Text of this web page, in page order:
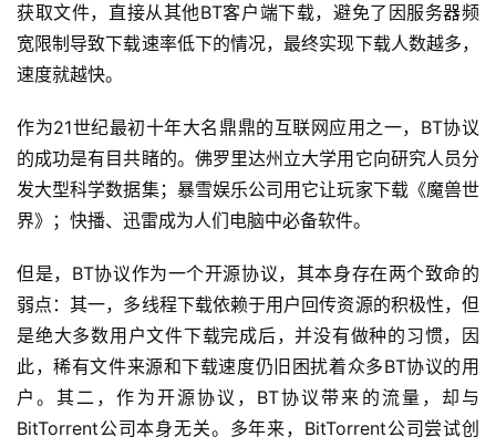
获取文件，直接从其他BT客户端下载，避免了因服务器频
宽限制导致下载速率低下的情况，最终实现下载人数越多，
速度就越快。
作为21世纪最初十年大名鼎鼎的互联网应用之一，BT协议
的成功是有目共睹的。佛罗里达州立大学用它向研究人员分
发大型科学数据集；暴雪娱乐公司用它让玩家下载《魔兽世
界》；快播、迅雷成为人们电脑中必备软件。
但是，BT协议作为一个开源协议，其本身存在两个致命的
弱点：其一，多线程下载依赖于用户回传资源的积极性，但
是绝大多数用户文件下载完成后，并没有做种的习惯，因
此，稀有文件来源和下载速度仍旧困扰着众多BT协议的用
户。其二，作为开源协议，BT协议带来的流量，却与
BitTorrent公司本身无关。多年来，BitTorrent公司尝试创